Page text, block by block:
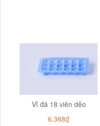
Vỉ đá 18 viên dẻo
6.368₫